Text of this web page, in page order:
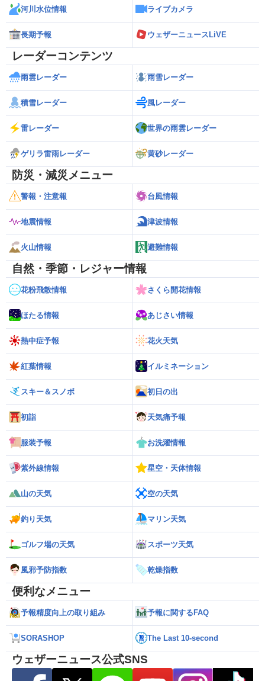
河川水位情報 ライブカメラ
長期予報 ウェザーニュースLiVE
レーダーコンテンツ
雨雲レーダー 雨雪レーダー
積雪レーダー 風レーダー
雷レーダー 世界の雨雲レーダー
ゲリラ雷雨レーダー 黄砂レーダー
防災・減災メニュー
警報・注意報 台風情報
地震情報 津波情報
火山情報 避難情報
自然・季節・レジャー情報
花粉飛散情報 さくら開花情報
ほたる情報 あじさい情報
熱中症予報 花火天気
紅葉情報 イルミネーション
スキー＆スノボ 初日の出
初詣 天気痛予報
服装予報 お洗濯情報
紫外線情報 星空・天体情報
山の天気 空の天気
釣り天気 マリン天気
ゴルフ場の天気 スポーツ天気
風邪予防指数 乾燥指数
便利なメニュー
予報精度向上の取り組み 予報に関するFAQ
SORASHOP The Last 10-second
ウェザーニュース公式SNS